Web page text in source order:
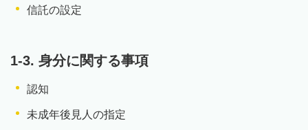
信託の設定
1-3. 身分に関する事項
認知
未成年後見人の指定